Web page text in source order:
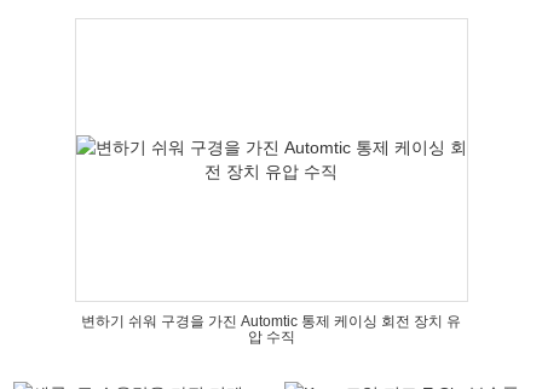
변하기 쉬워 구경을 가진 Automtic 통제 케이싱 회전 장치 유
압 수직